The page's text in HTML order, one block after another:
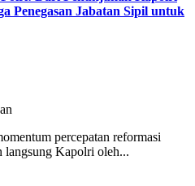
Penegasan Jabatan Sipil untuk
percepatan reformasi
langsung Kapolri oleh...